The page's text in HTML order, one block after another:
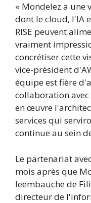
« Mondelez a une
dont le cloud, l'IA
RISE peuvent
vraiment
concrétiser cette
vice-président
équipe est fière
collaboration
en œuvre
services qui
continue au sein
Le partenariat
mois après que
leembauche de
directeur de